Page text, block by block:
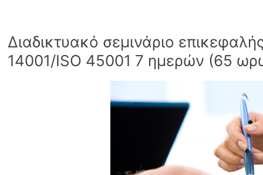
Διαδικτυακό σεμινάριο
14001/ISO 45001 7 ημερών (65